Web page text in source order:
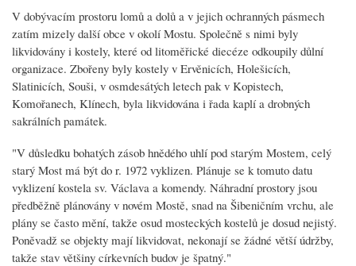
V dobývacím prostoru lomů a dolů a v jejich ochranných pásmech
zatím mizely další obce v okolí Mostu. Společně s nimi byly
likvidovány i kostely, které od litoměřické diecéze odkoupily důlní
organizace. Zbořeny byly kostely v Ervěnicích, Holešicích,
Slatinicích, Souši, v osmdesátých letech pak v Kopistech,
Komořanech, Klínech, byla likvidována i řada kaplí a drobných
sakrálních památek.
"V důsledku bohatých zásob hnědého uhlí pod starým Mostem, celý
starý Most má být do r. 1972 vyklizen. Plánuje se k tomuto datu
vyklizení kostela sv. Václava a komendy. Náhradní prostory jsou
předběžně plánovány v novém Mostě, snad na Šibeničním vrchu, ale
plány se často mění, takže osud mosteckých kostelů je dosud nejistý.
Poněvadž se objekty mají likvidovat, nekonají se žádné větší údržby,
takže stav většiny církevních budov je špatný."